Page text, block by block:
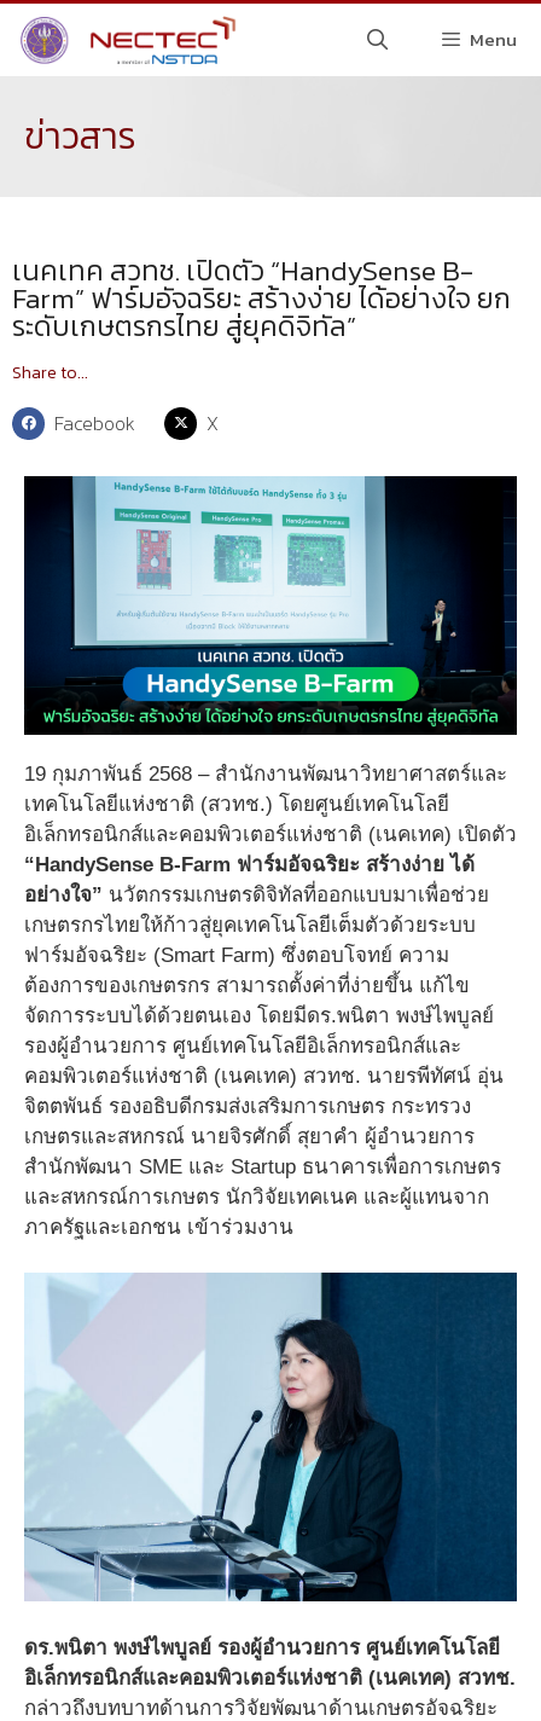
Menu
ข่าวสาร
เนคเทค สวทช. เปิดตัว “HandySense B-
Farm” ฟาร์มอัจฉริยะ สร้างง่าย ได้อย่างใจ ยก
ระดับเกษตรกรไทย สู่ยุคดิจิทัล”
Share to...
Facebook X
19 กุมภาพันธ์ 2568 – สำนักงานพัฒนาวิทยาศาสตร์และ
เทคโนโลยีแห่งชาติ (สวทช.) โดยศูนย์เทคโนโลยี
อิเล็กทรอนิกส์และคอมพิวเตอร์แห่งชาติ (เนคเทค) เปิดตัว
“HandySense B-Farm ฟาร์มอัจฉริยะ สร้างง่าย ได้
อย่างใจ” นวัตกรรมเกษตรดิจิทัลที่ออกแบบมาเพื่อช่วย
เกษตรกรไทยให้ก้าวสู่ยุคเทคโนโลยีเต็มตัวด้วยระบบ
ฟาร์มอัจฉริยะ (Smart Farm) ซึ่งตอบโจทย์ ความ
ต้องการของเกษตรกร สามารถตั้งค่าที่ง่ายขึ้น แก้ไข
จัดการระบบได้ด้วยตนเอง โดยมีดร.พนิตา พงษ์ไพบูลย์
รองผู้อำนวยการ ศูนย์เทคโนโลยีอิเล็กทรอนิกส์และ
คอมพิวเตอร์แห่งชาติ (เนคเทค) สวทช. นายรพีทัศน์ อุ่น
จิตตพันธ์ รองอธิบดีกรมส่งเสริมการเกษตร กระทรวง
เกษตรและสหกรณ์ นายจิรศักดิ์ สุยาคำ ผู้อำนวยการ
สำนักพัฒนา SME และ Startup ธนาคารเพื่อการเกษตร
และสหกรณ์การเกษตร นักวิจัยเทคเนค และผู้แทนจาก
ภาครัฐและเอกชน เข้าร่วมงาน
ดร.พนิตา พงษ์ไพบูลย์ รองผู้อำนวยการ ศูนย์เทคโนโลยี
อิเล็กทรอนิกส์และคอมพิวเตอร์แห่งชาติ (เนคเทค) สวทช.
กล่าวถึงบทบาทด้านการวิจัยพัฒนาด้านเกษตรอัจฉริยะ